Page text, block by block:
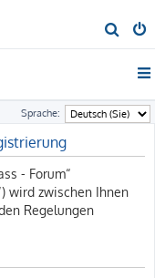
u
e
Sprache:
- Forum“
wird zwischen Ihnen
Regelungen